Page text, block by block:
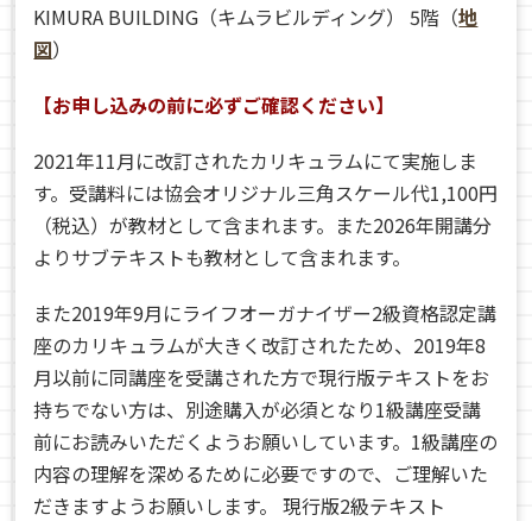
KIMURA BUILDING（キムラビルディング） 5階（地
図）
【お申し込みの前に必ずご確認ください】
2021年11月に改訂されたカリキュラムにて実施しま
す。受講料には協会オリジナル三角スケール代1,100円
（税込）が教材として含まれます。また2026年開講分
よりサブテキストも教材として含まれます。
また2019年9月にライフオーガナイザー2級資格認定講
座のカリキュラムが大きく改訂されたため、2019年8
月以前に同講座を受講された方で現行版テキストをお
持ちでない方は、別途購入が必須となり1級講座受講
前にお読みいただくようお願いしています。1級講座の
内容の理解を深めるために必要ですので、ご理解いた
だきますようお願いします。 現行版2級テキスト